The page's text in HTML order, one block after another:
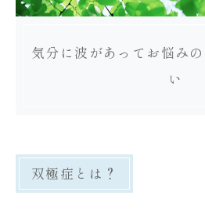
気分に波があってお悩み
い
双極症とは？